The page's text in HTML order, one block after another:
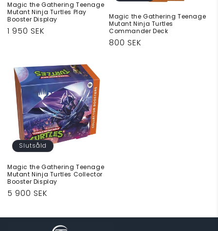
Magic the Gathering Teenage
Mutant Ninja Turtles Play
Booster Display
Ordinarie
1 950 SEK
Magic the Gathering Teenage
Mutant Ninja Turtles
Commander Deck
Ordinarie
800 SEK
Slutsåld
Magic the Gathering Teenage
Mutant Ninja Turtles Collector
Booster Display
Ordinarie
5 900 SEK